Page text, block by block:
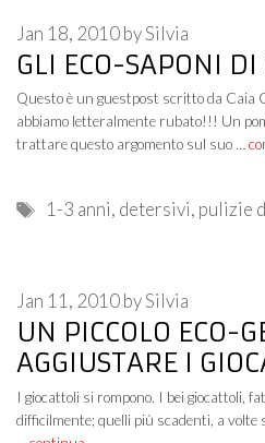
GLI ECO-SAPONI DI
Jan 18, 2010bySilvia
Questo è un guestpost scritto da Caia
abbiamo letteralmente rubato!!! Un
trattare questo argomento sul suo …
Tags
1-3 anni, detersivi, pulizie
UN PICCOLO ECO-
AGGIUSTARE I
Jan 11, 2010bySilvia
I giocattoli si rompono. I bei giocattoli,
difficilmente; quelli più scadenti, a